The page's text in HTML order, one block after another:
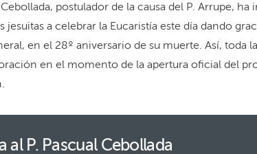
Cebollada, postulador de la causa del P. Arrupe, ha
jesuitas a celebrar la Eucaristía este día dando
en el 28º aniversario de su muerte. Así, toda
en el momento de la apertura oficial del
al P. Pascual Cebollada